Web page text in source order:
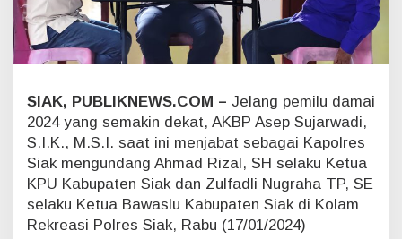
K
a
p
o
r
s
S
i
a
P
e
SIAK, PUBLIKNEWS.COM – Jelang pemilu damai
2024 yang semakin dekat, AKBP Asep Sujarwadi,
S.I.K., M.S.I. saat ini menjabat sebagai Kapolres
Siak mengundang Ahmad Rizal, SH selaku Ketua
KPU Kabupaten Siak dan Zulfadli Nugraha TP, SE
selaku Ketua Bawaslu Kabupaten Siak di Kolam
Rekreasi Polres Siak, Rabu (17/01/2024)